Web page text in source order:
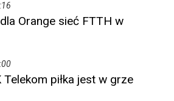
Orange sieć FTTH w
piłka jest w grze